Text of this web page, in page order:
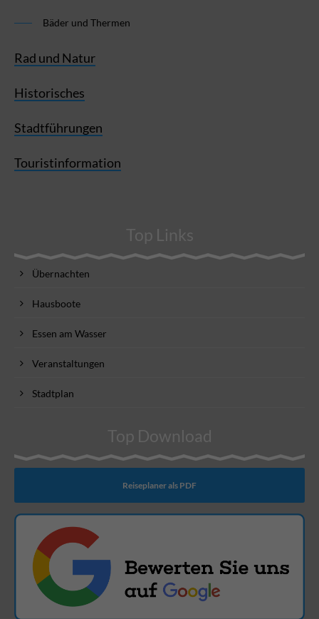
Bäder und Thermen
Rad und Natur
Historisches
Stadtführungen
Touristinformation
Top Links
Übernachten
Hausboote
Essen am Wasser
Veranstaltungen
Stadtplan
Top Download
Reiseplaner als PDF